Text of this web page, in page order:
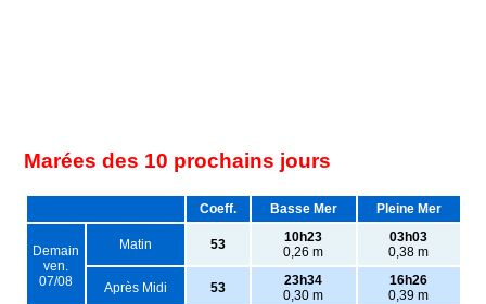
Marées des 10 prochains jours
Coeff. Basse Mer Pleine Mer
Demain
ven.
07/08
Matin 53
10h23
0,26 m
03h03
0,38 m
Après Midi 53
23h34
0,30 m
16h26
0,39 m